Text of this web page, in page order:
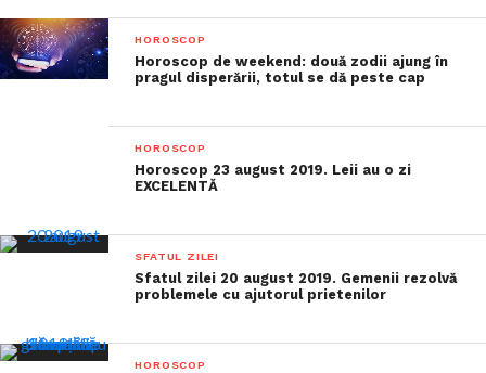
HOROSCOP
Horoscop de weekend: două zodii ajung în
pragul disperării, totul se dă peste cap
HOROSCOP
Horoscop 23 august 2019. Leii au o zi
EXCELENTĂ
SFATUL ZILEI
Sfatul zilei 20 august 2019. Gemenii rezolvă
problemele cu ajutorul prietenilor
HOROSCOP